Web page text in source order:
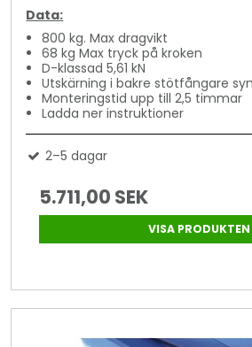
Data:
800 kg. Max dragvikt
68 kg Max tryck på kroken
D-klassad 5,61 kN
Utskärning i bakre stötfångare
Monteringstid upp till 2,5 timmar
Ladda ner instruktioner
2–5 dagar
5.711,00 SEK
VISA PRODUKTEN